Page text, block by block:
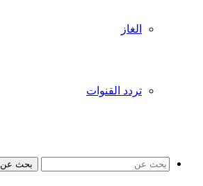
الغاز
تردد القنوات
بحث عن